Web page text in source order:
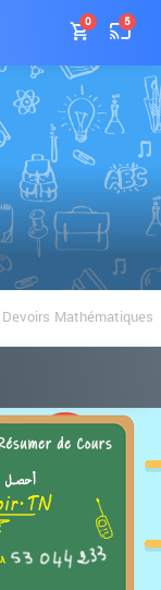
0 5
Devoirs Mathématiques